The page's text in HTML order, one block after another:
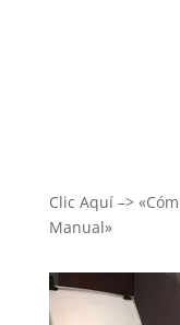
Clic Aquí –>
Manual»